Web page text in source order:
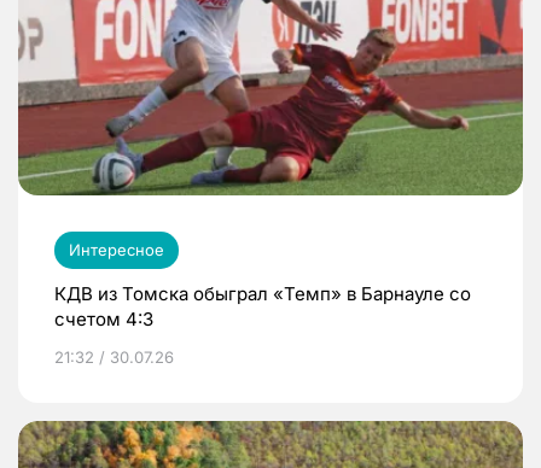
Интересное
КДВ из Томска обыграл «Темп» в Барнауле со
счетом 4:3
21:32 / 30.07.26